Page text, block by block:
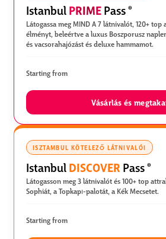
IstanbulPRIMEPass ®
Látogassa meg MIND A 7 látnivalót, 120+
élményt, beleértve a luxus Boszporusz
és vacsorahajózást és deluxe hammamot.
Starting from
Vásárlás és
ISZTAMBUL KÖTELEZŐ LÁTNIVALÓI
IstanbulDISCOVER Pass ®
Látogasson meg 3 látnivalót és 100+ top
Sophiát, a Topkapı-palotát, a Kék Mecsetet.
Starting from